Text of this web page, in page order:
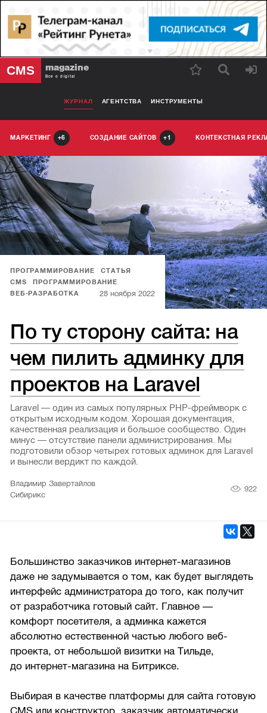
CMS magazine
Все о digital
ЖУРНАЛ АГЕНТСТВА ИНСТРУМЕНТЫ
МАРКЕТИНГ 6 СОЗДАНИЕ САЙТОВ 1 КОНТЕКСТНАЯ
ПРОГРАММИРОВАНИЕ
СТАТЬЯ
CMS
ПРОГРАММИРОВАНИЕ
ВЕБ-РАЗРАБОТКА
28 ноября 2022
По ту сторону сайта: на
чем пилить админку для
проектов на Laravel
Laravel — один из самых популярных PHP-фреймворк с
открытым исходным кодом. Хорошая документация,
качественная реализация и большое сообщество. Один
минус — отсутствие панели администрирования. Мы
подготовили обзор четырех готовых админок для Laravel
и вынесли вердикт по каждой.
Владимир Завертайлов
Сибирикс
922
Большинство заказчиков интернет-магазинов
даже не задумывается о том, как будет выглядеть
интерфейс администратора до того, как получит
от разработчика готовый сайт. Главное —
комфорт посетителя, а админка кажется
абсолютно естественной частью любого веб-
проекта, от небольшой визитки на Тильде,
до интернет-магазина на Битриксе.
Выбирая в качестве платформы для сайта готовую